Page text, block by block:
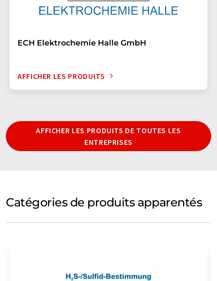
ECH Elektrochemie Halle GmbH
AFFICHER LES PRODUITS
AFFICHER LES PRODUITS DE TOUTES LES
ENTREPRISES
Catégories de produits apparentés